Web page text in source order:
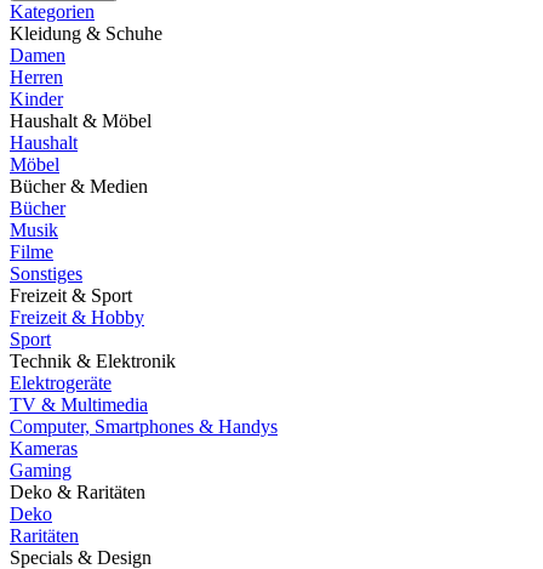
Kategorien
Kleidung & Schuhe
Damen
Herren
Kinder
Haushalt & Möbel
Haushalt
Möbel
Bücher & Medien
Bücher
Musik
Filme
Sonstiges
Freizeit & Sport
Freizeit & Hobby
Sport
Technik & Elektronik
Elektrogeräte
TV & Multimedia
Computer, Smartphones & Handys
Kameras
Gaming
Deko & Raritäten
Deko
Raritäten
Specials & Design